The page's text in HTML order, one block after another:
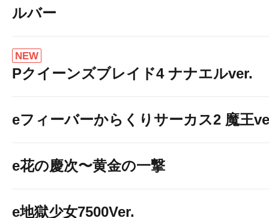
ルバー
NEW
Pクイーンズブレイド4 ナナエルver.
eフィーバーからくりサーカス2 魔王
e花の慶次〜黄金の一撃
e地獄少女7500Ver.